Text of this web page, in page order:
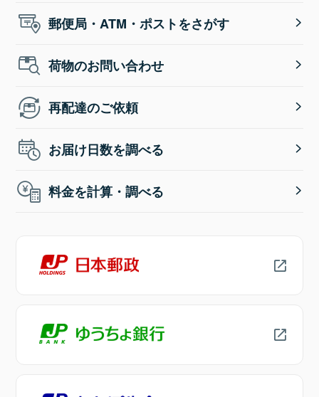
郵便局・ATM・ポストをさがす
荷物のお問い合わせ
再配達のご依頼
お届け日数を調べる
料金を計算・調べる